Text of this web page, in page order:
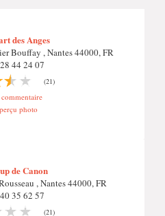
des Anges
Bouffay , Nantes 44000, FR
44 24 07
(21)
photo
de Canon
, Nantes 44000, FR
35 62 57
(21)